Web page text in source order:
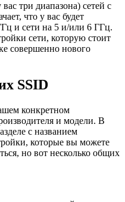
три диапазона) сетей с
что у вас будет
и сети на 5 и/или 6 ГГц.
сети, которую стоит
совершенно нового
SSID
конкретном
и модели. В
с названием
которые вы можете
но вот несколько общих